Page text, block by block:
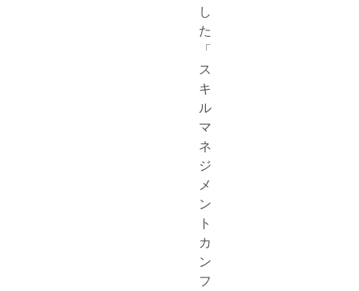
し
た
「
ス
キ
ル
マ
ネ
ジ
メ
ン
ト
カ
ン
フ